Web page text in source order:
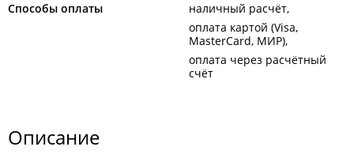
Способы оплаты
наличный расчёт
оплата картой (Visa,
MasterCard, МИР)
оплата через расчётный
счёт
Описание